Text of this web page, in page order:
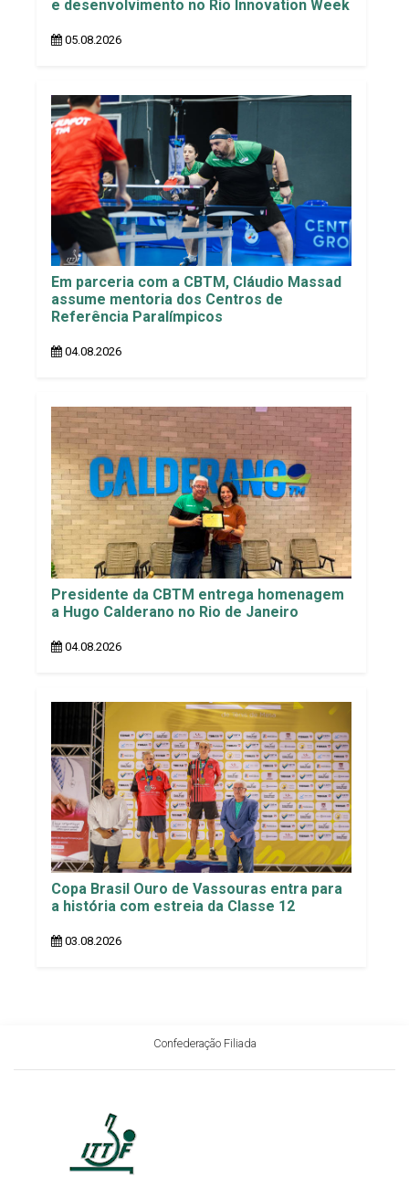
e desenvolvimento no Rio Innovation Week
05.08.2026
Em parceria com a CBTM, Cláudio Massad
assume mentoria dos Centros de
Referência Paralímpicos
04.08.2026
Presidente da CBTM entrega homenagem
a Hugo Calderano no Rio de Janeiro
04.08.2026
Copa Brasil Ouro de Vassouras entra para
a história com estreia da Classe 12
03.08.2026
Confederação Filiada